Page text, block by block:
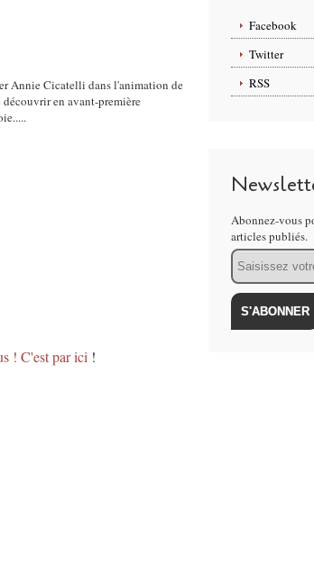
Annie Cicatelli dans l'animation de
découvrir en avant-première
! C'est par ici !
Facebook
Twitter
RSS
Abonnez-vous
articles publiés.
Email